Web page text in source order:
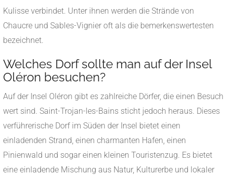
Kulisse verbindet. Unter ihnen werden die Strände von
Chaucre und Sables-Vignier oft als die bemerkenswertesten
bezeichnet.
Welches Dorf sollte man auf der Insel
Oléron besuchen?
Auf der Insel Oléron gibt es zahlreiche Dörfer, die einen Besuch
wert sind. Saint-Trojan-les-Bains sticht jedoch heraus. Dieses
verführerische Dorf im Süden der Insel bietet einen
einladenden Strand, einen charmanten Hafen, einen
Pinienwald und sogar einen kleinen Touristenzug. Es bietet
eine einladende Mischung aus Natur, Kulturerbe und lokaler